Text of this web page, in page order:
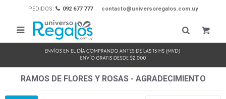
PEDIDOS: 092 677 777 contacto@universoregalos.com.uy

RAMOS DE FLORES Y ROSAS - AGRADECIMIENTO